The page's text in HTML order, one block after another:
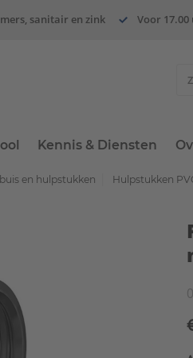
sanitair en zink Voor
Kennis & Diensten
en hulpstukken Hulpstukken